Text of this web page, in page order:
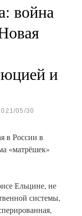
война
и
05/30
в России в
«матрёшек»
Ельцине, не
системы,